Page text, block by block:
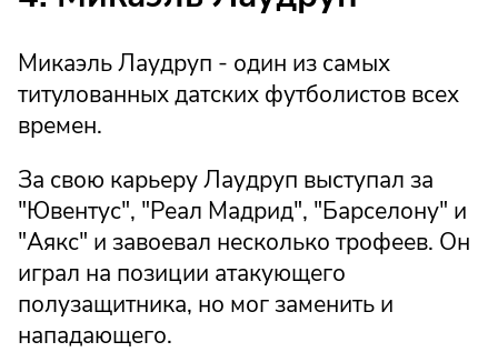
Микаэль Лаудруп - один из самых
титулованных датских футболистов всех
времен.
За свою карьеру Лаудруп выступал за
"Ювентус", "Реал Мадрид", "Барселону" и
"Аякс" и завоевал несколько трофеев. Он
играл на позиции атакующего
полузащитника, но мог заменить и
нападающего.